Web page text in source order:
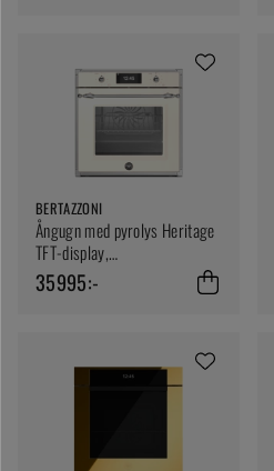
BERTAZZONI
Ångugn med pyrolys Heritage
TFT-display,
Elfenbensvit/krom -
Bertazzoni
35995:-